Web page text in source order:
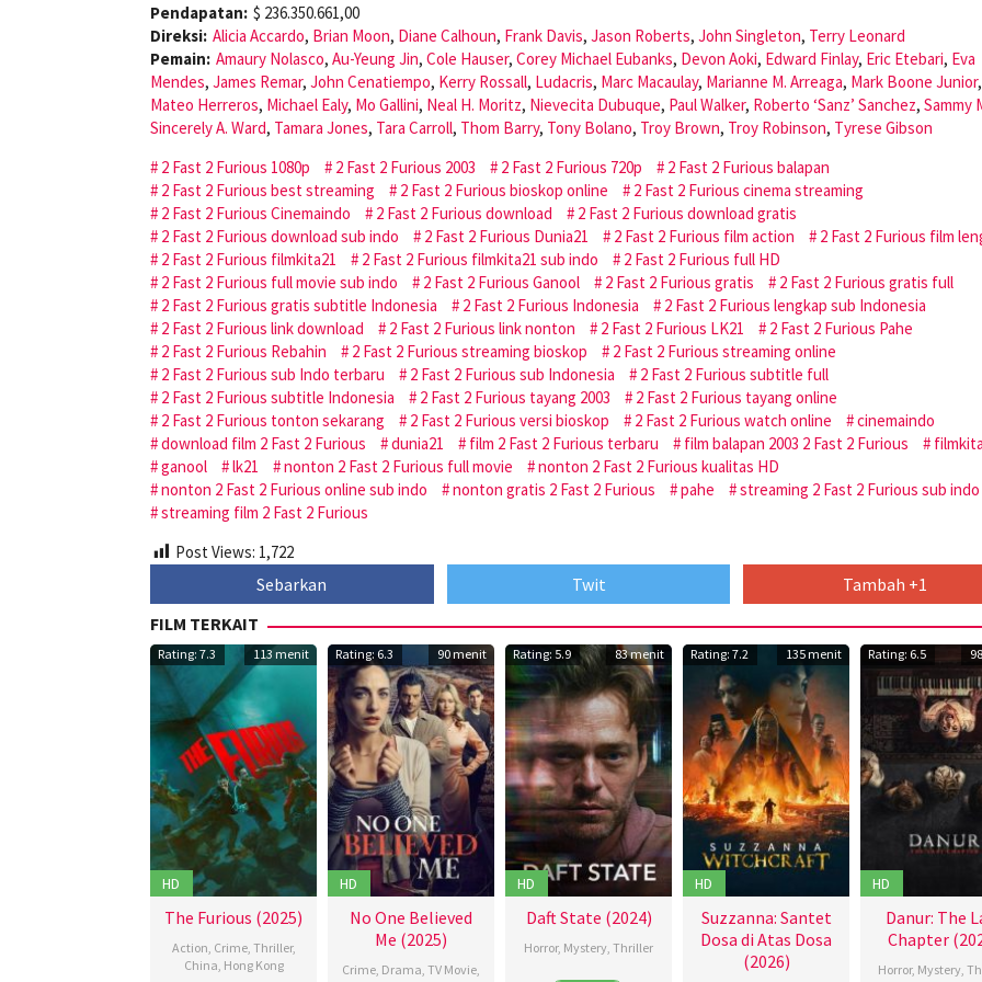
Pendapatan: $ 236.350.661,00
Direksi: Alicia Accardo, Brian Moon, Diane Calhoun, Frank Davis, Jason Roberts, John Singleton, Terry Leonard
Pemain: Amaury Nolasco, Au-Yeung Jin, Cole Hauser, Corey Michael Eubanks, Devon Aoki, Edward Finlay, Eric Etebari, Eva
Mendes, James Remar, John Cenatiempo, Kerry Rossall, Ludacris, Marc Macaulay, Marianne M. Arreaga, Mark Boone Junior,
Mateo Herreros, Michael Ealy, Mo Gallini, Neal H. Moritz, Nievecita Dubuque, Paul Walker, Roberto ‘Sanz’ Sanchez, Sammy
Sincerely A. Ward, Tamara Jones, Tara Carroll, Thom Barry, Tony Bolano, Troy Brown, Troy Robinson, Tyrese Gibson
2 Fast 2 Furious 1080p
2 Fast 2 Furious 2003 2 Fast 2 Furious 720p
2 Fast 2 Furious balapan
2 Fast 2 Furious best streaming
2 Fast 2 Furious bioskop online
2 Fast 2 Furious cinema streaming
2 Fast 2 Furious Cinemaindo
2 Fast 2 Furious download
2 Fast 2 Furious download gratis
2 Fast 2 Furious download sub indo
2 Fast 2 Furious Dunia21 2 Fast 2 Furious film action
2 Fast 2 Furious film
2 Fast 2 Furious filmkita21
2 Fast 2 Furious filmkita21 sub indo
2 Fast 2 Furious full HD
2 Fast 2 Furious full movie sub indo
2 Fast 2 Furious Ganool 2 Fast 2 Furious gratis
2 Fast 2 Furious gratis full
2 Fast 2 Furious gratis subtitle Indonesia
2 Fast 2 Furious Indonesia
2 Fast 2 Furious lengkap sub Indonesia
2 Fast 2 Furious link download
2 Fast 2 Furious link nonton 2 Fast 2 Furious LK21
2 Fast 2 Furious Pahe
2 Fast 2 Furious Rebahin
2 Fast 2 Furious streaming bioskop
2 Fast 2 Furious streaming online
2 Fast 2 Furious sub Indo terbaru
2 Fast 2 Furious sub Indonesia
2 Fast 2 Furious subtitle full
2 Fast 2 Furious subtitle Indonesia
2 Fast 2 Furious tayang 2003
2 Fast 2 Furious tayang online
2 Fast 2 Furious tonton sekarang
2 Fast 2 Furious versi bioskop 2 Fast 2 Furious watch online
cinemaindo
download film 2 Fast 2 Furious
dunia21 film 2 Fast 2 Furious terbaru film balapan 2003 2 Fast 2 Furious
ganool
lk21 nonton 2 Fast 2 Furious full movie
nonton 2 Fast 2 Furious kualitas HD
nonton 2 Fast 2 Furious online sub indo
nonton gratis 2 Fast 2 Furious pahe
streaming 2 Fast 2 Furious sub indo
streaming film 2 Fast 2 Furious
Post Views: 1,722
Sebarkan Twit
Tambah +1
FILM TERKAIT
Rating: 7.3 113 menit
HD
The Furious (2025)
Action, Crime, Thriller,
China, Hong Kong
Rating: 6.3 90 menit
HD
No One Believed
Me (2025)
Crime, Drama, TV Movie,
Rating: 5.9 83 menit
HD
Daft State (2024)
Horror, Mystery, Thriller
Rating: 7.2 135 menit
HD
Suzzanna: Santet
Dosa di Atas Dosa
(2026)
Rating: 6.5
HD
Danur: The
Chapter
Horror, Mystery,